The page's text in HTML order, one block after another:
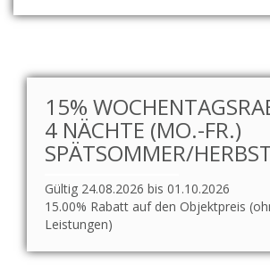
15%
4 NÄCHTE (MO.-FR.)
SPÄTSOMMER/
Gültig 24.08.2026 bis 01.10.2026
15.00% Rabatt auf den Objektpreis
Leistungen)